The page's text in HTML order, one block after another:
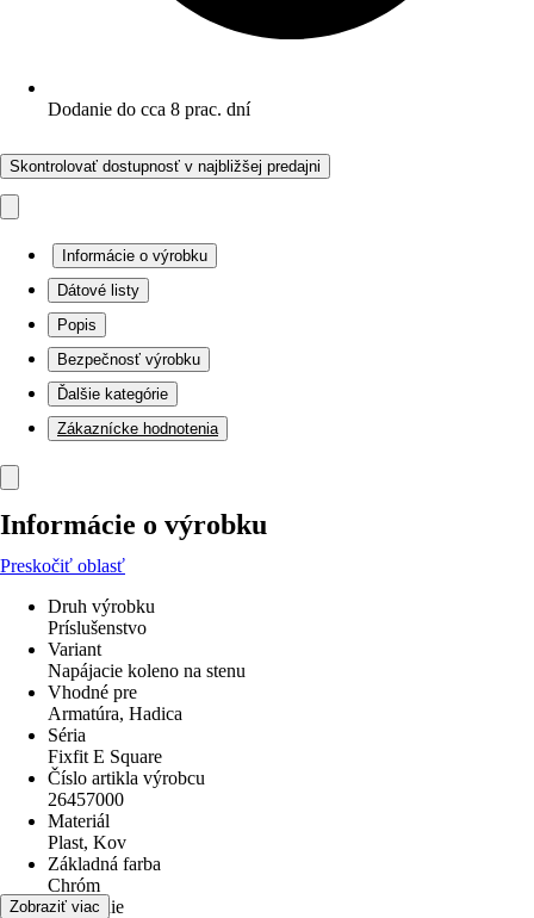
Dodanie do cca 8 prac. dní
Skontrolovať dostupnosť v najbližšej predajni
Informácie o výrobku
Dátové listy
Popis
Bezpečnosť výrobku
Ďalšie kategórie
Zákaznícke hodnotenia
Informácie o výrobku
Preskočiť oblasť
Druh výrobku
Príslušenstvo
Variant
Napájacie koleno na stenu
Vhodné pre
Armatúra, Hadica
Séria
Fixfit E Square
Číslo artikla výrobcu
26457000
Materiál
Plast, Kov
Základná farba
Chróm
Pripojenie
Zobraziť viac